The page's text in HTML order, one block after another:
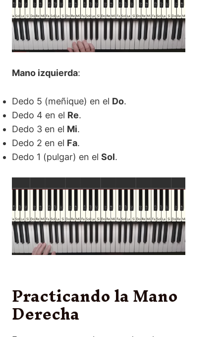
Mano izquierda:
Dedo 5 (meñique) en el Do.
Dedo 4 en el Re.
Dedo 3 en el Mi.
Dedo 2 en el Fa.
Dedo 1 (pulgar) en el Sol.
Practicando la Mano
Derecha